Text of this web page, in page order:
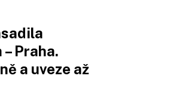
Praha.
a uveze až